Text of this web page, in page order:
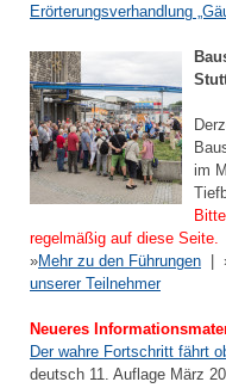
Erörterungsverhandlung
im
regelmäßig auf diese Seite.
»Mehr zu den Führungen |
unserer Teilnehmer
Neueres
Der wahre Fortschritt fährt
deutsch 11. Auflage März